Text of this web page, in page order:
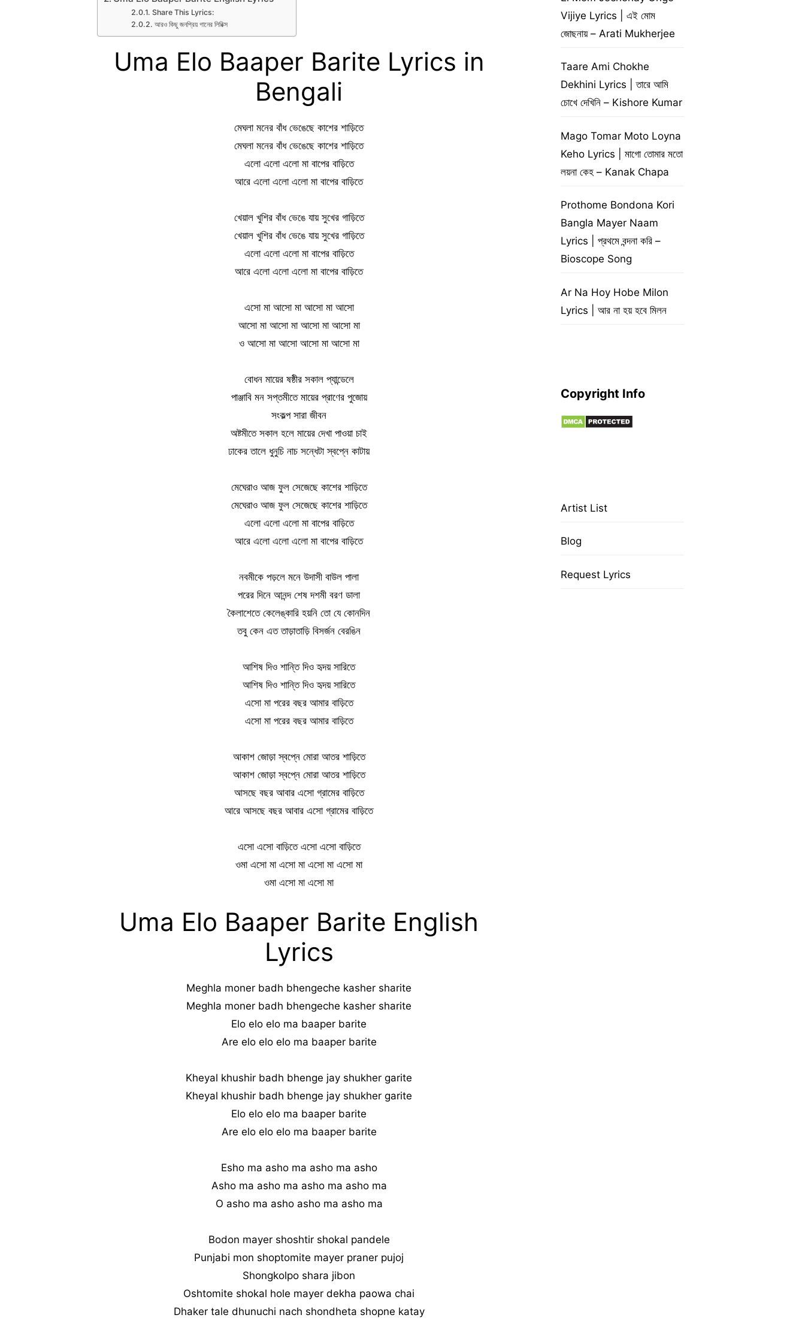
Share This Lyrics:
আরও কিছু জনপ্রিয় গানের লিরিক্স
Uma Elo Baaper Barite Lyrics in
Bengali
মেঘলা মনের বাঁধ ভেঙেছে কাশের শাড়িতে
মেঘলা মনের বাঁধ ভেঙেছে কাশের শাড়িতে
এলো এলো এলো মা বাপের বাড়িতে
আরে এলো এলো এলো মা বাপের বাড়িতে
খেয়াল খুশির বাঁধ ভেঙে যায় সুখের গাড়িতে
খেয়াল খুশির বাঁধ ভেঙে যায় সুখের গাড়িতে
এলো এলো এলো মা বাপের বাড়িতে
আরে এলো এলো এলো মা বাপের বাড়িতে
এসো মা আসো মা আসো মা আসো
আসো মা আসো মা আসো মা আসো মা
ও আসো মা আসো আসো মা আসো মা
বোধন মায়ের ষষ্ঠীর সকাল প্যান্ডেলে
পাঞ্জাবি মন সপ্তমীতে মায়ের প্রাণের পুজোয়
সংকল্প সারা জীবন
অষ্টমীতে সকাল হলে মায়ের দেখা পাওয়া চাই
ঢাকের তালে ধুনুচি নাচ সন্ধেটা স্বপ্নে কাটায়
মেঘেরাও আজ ফুল সেজেছে কাশের শাড়িতে
মেঘেরাও আজ ফুল সেজেছে কাশের শাড়িতে
এলো এলো এলো মা বাপের বাড়িতে
আরে এলো এলো এলো মা বাপের বাড়িতে
নবমীকে পড়লে মনে উদাসী বাউল পালা
পরের দিনে আনন্দ শেষ দশমী বরণ ডালা
কৈলাশেতে কেলেঙ্কারি হয়নি তো যে কোনদিন
তবু কেন এত তাড়াতাড়ি বিসর্জন বেরঙিন
আশিষ দিও শান্তি দিও হৃদয় সারিতে
আশিষ দিও শান্তি দিও হৃদয় সারিতে
এসো মা পরের বছর আমার বাড়িতে
এসো মা পরের বছর আমার বাড়িতে
আকাশ জোড়া স্বপ্নে মোরা আতর শাড়িতে
আকাশ জোড়া স্বপ্নে মোরা আতর শাড়িতে
আসছে বছর আবার এসো গ্রামের বাড়িতে
আরে আসছে বছর আবার এসো গ্রামের বাড়িতে
এসো এসো বাড়িতে এসো এসো বাড়িতে
ওমা এসো মা এসো মা এসো মা এসো মা
ওমা এসো মা এসো মা
Uma Elo Baaper Barite English
Lyrics
Meghla moner badh bhengeche kasher sharite
Meghla moner badh bhengeche kasher sharite
Elo elo elo ma baaper barite
Are elo elo elo ma baaper barite
Kheyal khushir badh bhenge jay shukher garite
Kheyal khushir badh bhenge jay shukher garite
Elo elo elo ma baaper barite
Are elo elo elo ma baaper barite
Esho ma asho ma asho ma asho
Asho ma asho ma asho ma asho ma
O asho ma asho asho ma asho ma
Bodon mayer shoshtir shokal pandele
Punjabi mon shoptomite mayer praner pujoj
Shongkolpo shara jibon
Oshtomite shokal hole mayer dekha paowa chai
Dhaker tale dhunuchi nach shondheta shopne katay
Vijiye Lyrics | এই মোম
জোছনায় – Arati Mukherjee
Taare Ami Chokhe
Dekhini Lyrics | তারে আমি
চোখে দেখিনি – Kishore Kumar
Mago Tomar Moto Loyna
Keho Lyrics | মাগো তোমার মতো
লয়না কেহ – Kanak Chapa
Prothome Bondona Kori
Bangla Mayer Naam
Lyrics | প্রথমে বন্দনা করি –
Bioscope Song
Ar Na Hoy Hobe Milon
Lyrics | আর না হয় হবে মিলন
Copyright Info
Artist List
Blog
Request Lyrics